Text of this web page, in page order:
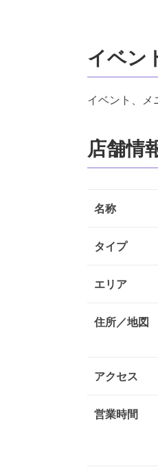
イベン
イベント、メ
店舗情
名称
タイプ
エリア
住所／地図
アクセス
営業時間